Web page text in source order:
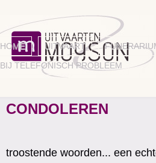
HOME UITVAART
BIJ TELEFONISCH PROBLEEM
CONDOLEREN
troostende woorden... een